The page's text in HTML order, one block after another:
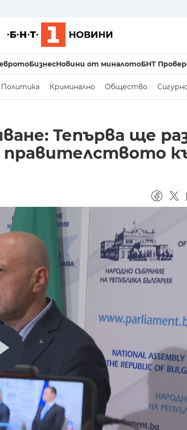
БизнесНовини от миналотоБНТ
Политика Криминално Общество
Тепърва ще
правителството